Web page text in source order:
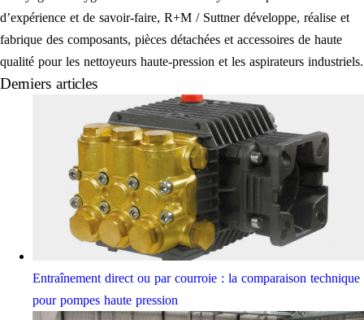
d’expérience et de savoir-faire, R+M / Suttner développe, réalise et
fabrique des composants, pièces détachées et accessoires de haute
qualité pour les nettoyeurs haute-pression et les aspirateurs industriels.
Derniers articles
Entraînement direct ou par courroie : la comparaison technique
pour pompes haute pression